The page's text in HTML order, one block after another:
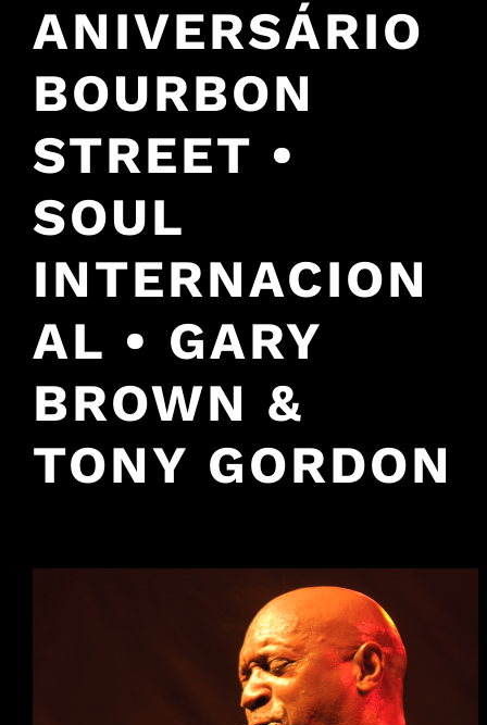
ANIVERSÁRIO
BOURBON
STREET •
SOUL
INTERNACION
AL • GARY
BROWN &
TONY GORDON